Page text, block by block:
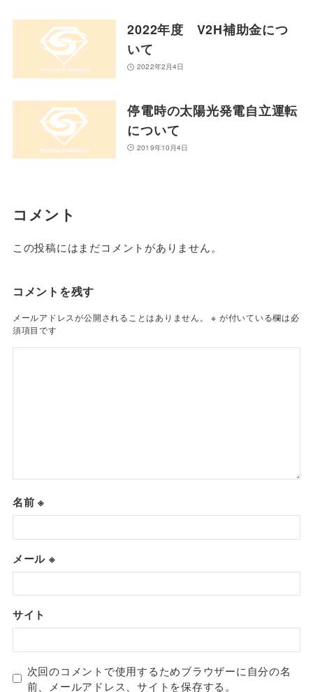
2022年度 V2H補助金につ
いて
2022年2月4日
停電時の太陽光発電自立運転
について
2019年10月4日
コメント
この投稿にはまだコメントがありません。
コメントを残す
メールアドレスが公開されることはありません。 ※ が付いている欄は必
須項目です
名前※
メール ※
サイト
次回のコメントで使用するためブラウザーに自分の名
前、メールアドレス、サイトを保存する。